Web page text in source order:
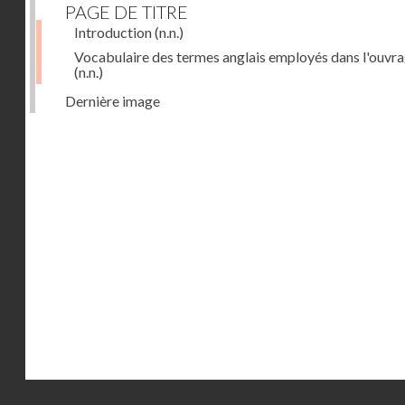
PAGE DE TITRE
Introduction(n.n.)
Vocabulaire des termes anglais employés dans
(n.n.)
Dernière image